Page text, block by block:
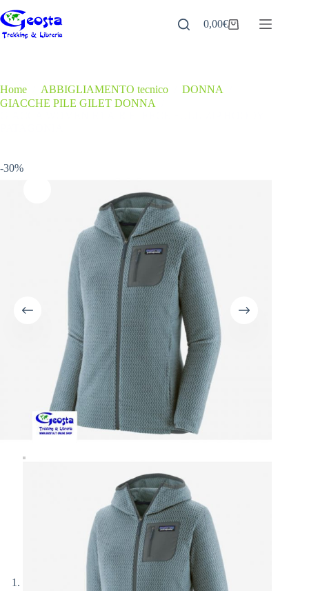
al
contenuto
Carrello
0,00€
Home ABBIGLIAMENTO tecnico DONNA
GIACCHE PILE GILET DONNA
-30%